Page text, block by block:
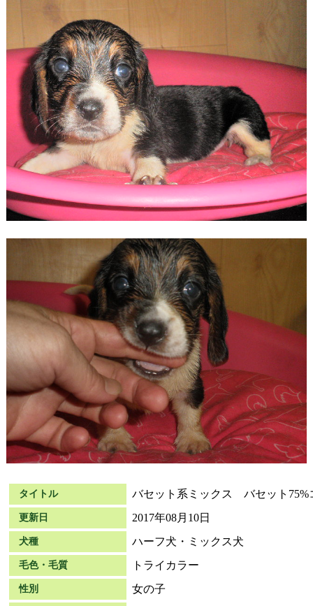
タイトル バセット系ミックス バセット75%
更新日 2017年08月10日
犬種 ハーフ犬・ミックス犬
毛色・毛質 トライカラー
性別 女の子